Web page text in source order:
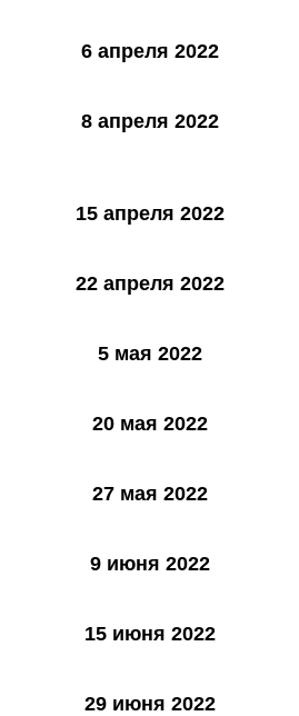
6 апреля 2022
8 апреля 2022
15 апреля 2022
22 апреля 2022
5 мая 2022
20 мая 2022
27 мая 2022
9 июня 2022
15 июня 2022
29 июня 2022